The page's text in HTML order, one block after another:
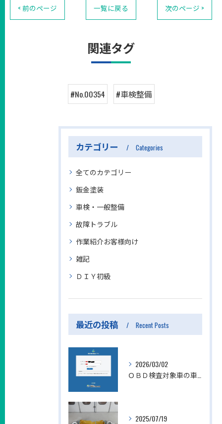
< 前のページ 一覧に戻る 次のページ >
関連タグ
#No.00354 #車検整備
カテゴリー Categories
全てのカテゴリー
鈑金塗装
車検・一般整備
故障トラブル
作業紹介お客様向け
雑記
ＤＩＹ初級
最近の投稿 Recent Posts
2026/03/02
2025/07/19